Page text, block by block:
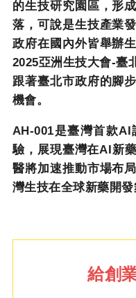
的生技研究園區，形
落，可說是生技產業
政府在國內外皆舉辦
2025亞洲生技大會-臺
跟著臺北市政府的腳
機會。
AH-001是臺灣首款AI
驗，展現臺灣在AI新
醫將加速推動市場布
灣生技在全球新藥開發
給創